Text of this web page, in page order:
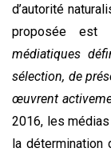
d’autorité
proposée
médiatiques
sélection, de
œuvrent
2016, les
la détermination